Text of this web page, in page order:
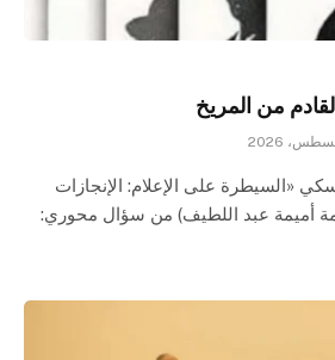
من المريخ
«السيطرة على الإعلام: الإنجازات
أميمة عبد اللطيف) من سؤال محوري: